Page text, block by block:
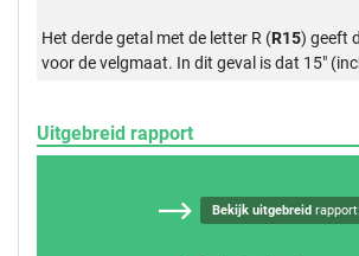
Het derde getal met de letter R (R15) geeft
voor de velgmaat. In dit geval is dat 15"
Uitgebreid rapport
Bekijk uitgebreid rapport: